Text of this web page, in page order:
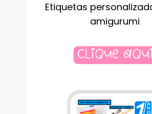
Etiquetas
amigurumi